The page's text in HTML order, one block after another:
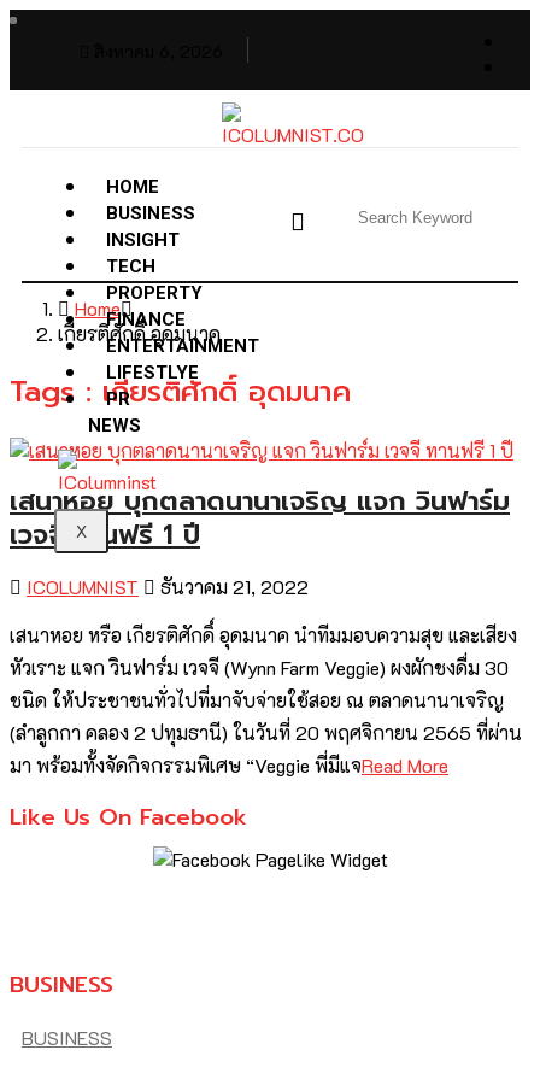
HOME
BUSINESS
INSIGHT
TECH
PROPERTY
FINANCE
ENTERTAINMENT
LIFESTLYE
PR
NEWS
X
Home
เกียรติศักดิ์ อุดมนาค
Tags : เกียรติศักดิ์ อุดมนาค
เสนาหอย บุกตลาดนานาเจริญ แจก วินฟาร์ม
เวจจี ทานฟรี 1 ปี
ICOLUMNIST
ธันวาคม 21, 2022
เสนาหอย หรือ เกียรติศักดิ์ อุดมนาค นำทีมมอบความสุข และเสียง
หัวเราะ แจก วินฟาร์ม เวจจี (Wynn Farm Veggie) ผงผักชงดื่ม 30
ชนิด ให้ประชาชนทั่วไปที่มาจับจ่ายใช้สอย ณ ตลาดนานาเจริญ
(ลำลูกกา คลอง 2 ปทุมธานี) ในวันที่ 20 พฤศจิกายน 2565 ที่ผ่าน
มา พร้อมทั้งจัดกิจกรรมพิเศษ “Veggie พี่มีแจRead More
Like Us On Facebook
BUSINESS
BUSINESS